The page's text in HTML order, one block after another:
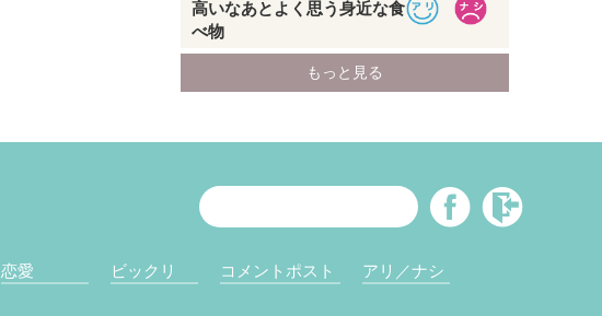
恋愛 ビックリ コメントポスト アリ／ナシ